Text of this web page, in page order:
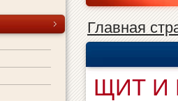
Главная
ЩИТ И